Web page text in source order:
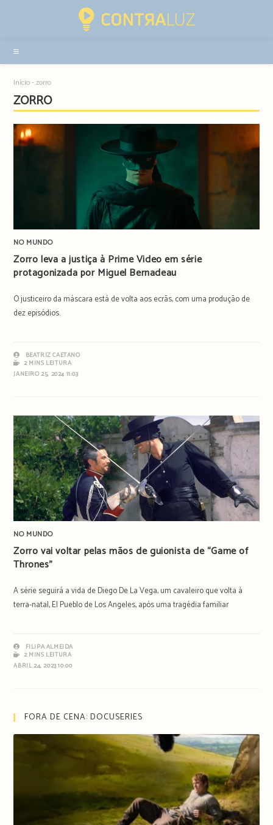
sidebar
Início-zorro
ZORRO
NO MUNDO
Zorro leva a justiça à Prime Video em série
protagonizada por Miguel Bernadeau
O justiceiro da máscara está de volta aos ecrãs, com uma produção de
dez episódios.
BEATRIZ CAETANO
2 MINS LEITURA
JANEIRO 25, 2024 11:03
NO MUNDO
Zorro vai voltar pelas mãos de guionista de “Game of
Thrones”
A série seguirá a vida de Diego De La Vega, um cavaleiro que volta à
terra-natal, El Pueblo de Los Angeles, após uma tragédia familiar
FILIPA ALMEIDA
2 MINS LEITURA
ABRIL 24, 2023 10:00
FORA DE CENA: DOCUSERIES